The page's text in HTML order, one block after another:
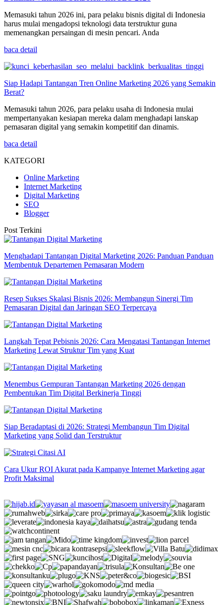
Memasuki tahun 2026 ini, para pelaku bisnis digital di Indonesia
harus mulai mengadopsi teknologi data terstruktur guna
memenangkan persaingan di mesin pencari. Anda
baca detail
Siap Hadapi Tantangan Tren Online Marketing 2026 yang Semakin
Berat?
Memasuki tahun 2026, para pelaku usaha di Indonesia mulai
mempertanyakan kesiapan mereka dalam menghadapi lanskap
pemasaran digital yang semakin kompetitif dan dinamis.
baca detail
KATEGORI
Online Marketing
Internet Marketing
Digital Marketing
SEO
Blogger
Post Terkini
Menghadapi Tantangan Digital Marketing 2026: Panduan Panduan
Membentuk Departemen Pemasaran Modern
Resep Sukses Skalasi Bisnis 2026: Membangun Sinergi Tim
Pemasaran Digital dan Jaringan SEO Terpercaya
Langkah Tepat Pebisnis 2026: Cara Mengatasi Tantangan Internet
Marketing Lewat Struktur Tim yang Kuat
Menembus Gempuran Tantangan Marketing 2026 dengan
Pembentukan Tim Digital Berkinerja Tinggi
Siap Beradaptasi di 2026: Strategi Membangun Tim Digital
Marketing yang Solid dan Terstruktur
Cara Ukur ROI Akurat pada Kampanye Internet Marketing agar
Profit Maksimal